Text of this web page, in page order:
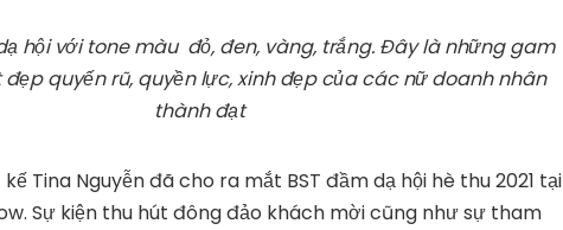
hội với tone màu đỏ, đen, vàng, trắng. Đây là những gam
quyến rũ, quyền lực, xinh đẹp của các nữ doanh nhân
thành đạt
Tina Nguyễn đã cho ra mắt BST đầm dạ hội hè thu 2021 tại
Sự kiện thu hút đông đảo khách mời cũng như sự tham